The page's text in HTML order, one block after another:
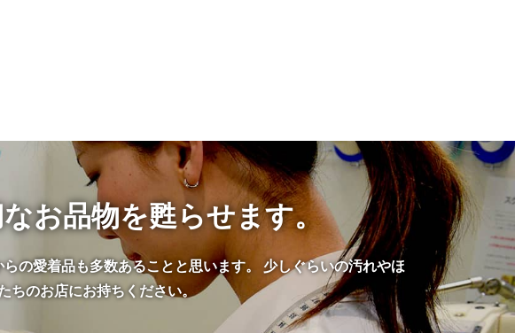
お品物を甦らせます。
の愛着品も多数あることと思います。 少しぐらいの汚れやほ
のお店にお持ちください。